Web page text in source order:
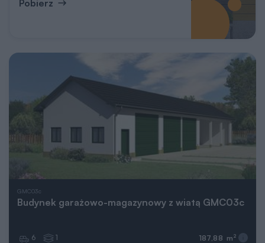
Pobierz
GMC03c
Budynek garażowo-magazynowy z wiatą GMC03c
6 1 187,88 m 2